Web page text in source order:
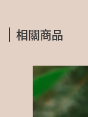
相關商品